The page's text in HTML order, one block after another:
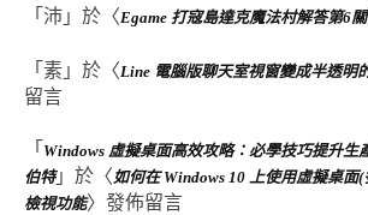
「 沛 」於〈Egame 打寇島達克魔法村解答第6關
「 素 」於〈Line 電腦版聊天室視窗變成半透明
留言
「 Windows 虛擬桌面高效攻略：必學技巧提升生
伯特」於〈如何在 Windows 10 上使用虛擬桌面
檢視功能〉發佈留言